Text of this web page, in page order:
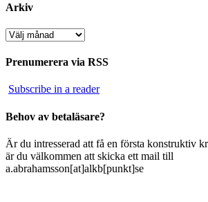
Arkiv
Arkiv
Prenumerera via RSS
Subscribe in a reader
Behov av betaläsare?
Är du intresserad att få en första konstruktiv
är du välkommen att skicka ett mail till
a.abrahamsson[at]alkb[punkt]se